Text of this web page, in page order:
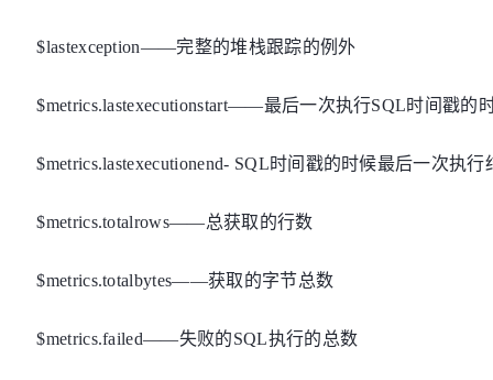
$lastexception——完整的堆栈跟踪的例外
$metrics.lastexecutionstart——最后一次执行SQL时间戳的
$metrics.lastexecutionend- SQL时间戳的时候最后一次执行
$metrics.totalrows——总获取的行数
$metrics.totalbytes——获取的字节总数
$metrics.failed——失败的SQL执行的总数